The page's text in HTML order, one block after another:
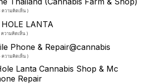
ความคิดเห็น )
LANTA
ความคิดเห็น )
Phone & Repair@cannabis
ความคิดเห็น )
Lanta Cannabis Shop &​ Mc
Repair